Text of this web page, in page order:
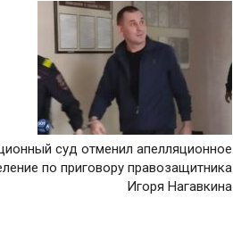
суд отменил апелляционное
по приговору правозащитника
Игоря Нагавкина